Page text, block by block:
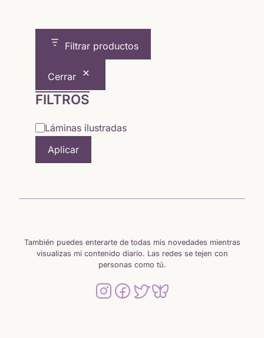
original
era:
6,50 €.
Filtrar productos
Cerrar
FILTROS
Categoría
Láminas ilustradas
Aplicar
También puedes enterarte de todas mis novedades mientras
visualizas mi contenido diario. Las redes se tejen con
personas como tú.